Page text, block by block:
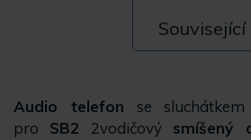
Související
Audio telefon se sluchátkem
pro SB2 2vodičový smíšený